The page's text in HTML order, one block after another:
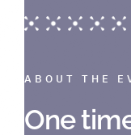
ABOUT THE
One